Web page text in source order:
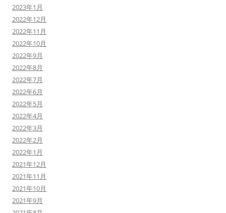
2023年1月
2022年12月
2022年11月
2022年10月
2022年9月
2022年8月
2022年7月
2022年6月
2022年5月
2022年4月
2022年3月
2022年2月
2022年1月
2021年12月
2021年11月
2021年10月
2021年9月